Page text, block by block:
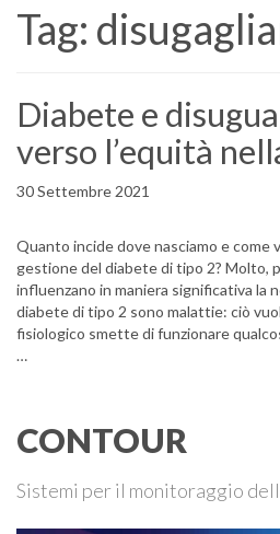
Tag:
Diabete e
verso l’equità
30 Settembre 2021
Quanto incide dove nasciamo e come
gestione del diabete di tipo 2? Molto,
influenzano in maniera significativa la
diabete di tipo 2 sono malattie: ciò
fisiologico smette di funzionare
…
CONTOUR
Sistemi per il monitoraggio